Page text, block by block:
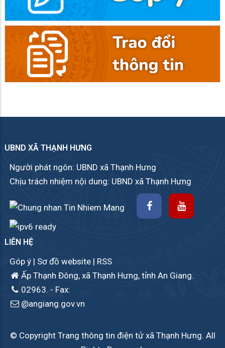
UBND XÃ THẠNH HƯNG
Người phát ngôn: UBND xã Thạnh Hưng
Chịu trách nhiệm nội dung: UBND xã Thạnh Hưng
LIÊN HỆ
Góp ý | Sơ đồ website | RSS
Ấp Thạnh Đông, xã Thạnh Hưng, tỉnh An Giang.
02963. - Fax:
@angiang.gov.vn
© Copyright Trang thông tin điện tử xã Thạnh Hưng. All